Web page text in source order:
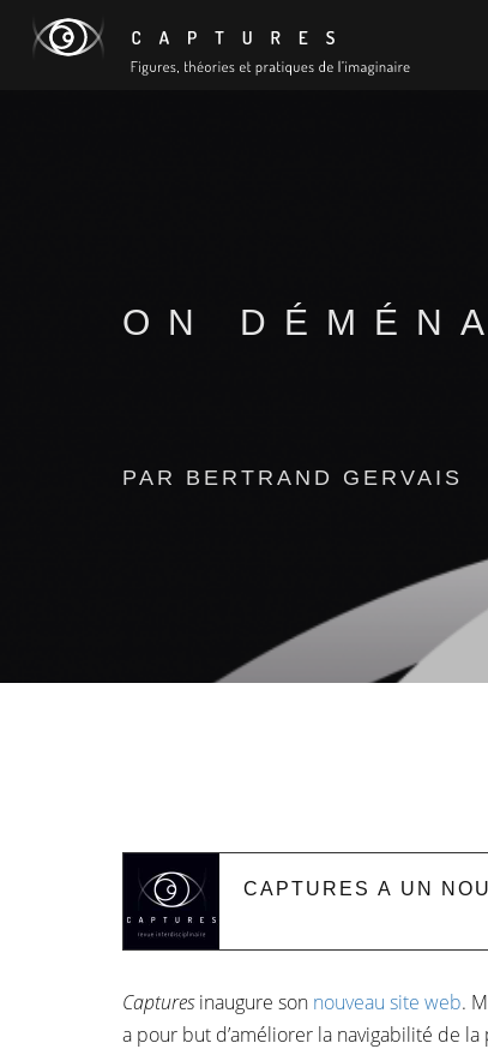
ON
PAR BERTRAND GERVAIS
CAPTURES A UN
Capturesinaugure son nouveau site web.
a pour but d’améliorer la navigabilité de